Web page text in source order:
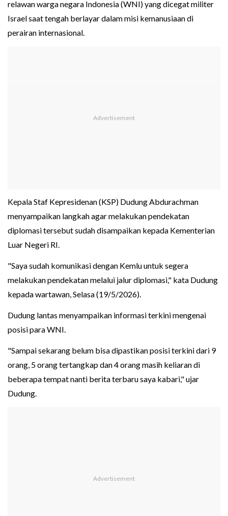
relawan warga negara Indonesia (WNI) yang dicegat militer
Israel saat tengah berlayar dalam misi kemanusiaan di
perairan internasional.
Kepala Staf Kepresidenan (KSP) Dudung Abdurachman
menyampaikan langkah agar melakukan pendekatan
diplomasi tersebut sudah disampaikan kepada Kementerian
Luar Negeri RI.
"Saya sudah komunikasi dengan Kemlu untuk segera
melakukan pendekatan melalui jalur diplomasi," kata Dudung
kepada wartawan, Selasa (19/5/2026).
Dudung lantas menyampaikan informasi terkini mengenai
posisi para WNI.
"Sampai sekarang belum bisa dipastikan posisi terkini dari 9
orang, 5 orang tertangkap dan 4 orang masih keliaran di
beberapa tempat nanti berita terbaru saya kabari," ujar
Dudung.